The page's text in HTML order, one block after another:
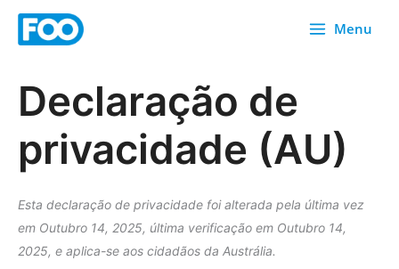
Saltar
conteúdo
Menu
Declaração de
privacidade (AU)
Esta declaração de privacidade foi alterada pela última vez
em Outubro 14, 2025, última verificação em Outubro 14,
2025, e aplica-se aos cidadãos da Austrália.